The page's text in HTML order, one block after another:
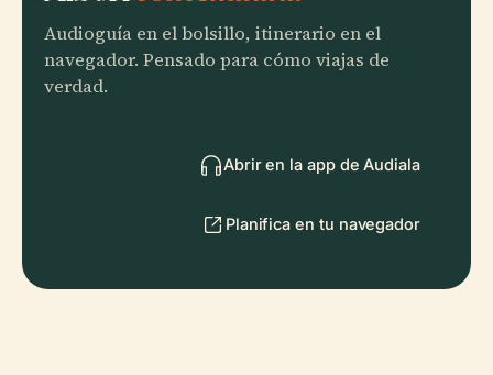
Audioguía en el bolsillo, itinerario en el
navegador. Pensado para cómo viajas de
verdad.
Abrir en la app de Audiala
Planifica en tu navegador